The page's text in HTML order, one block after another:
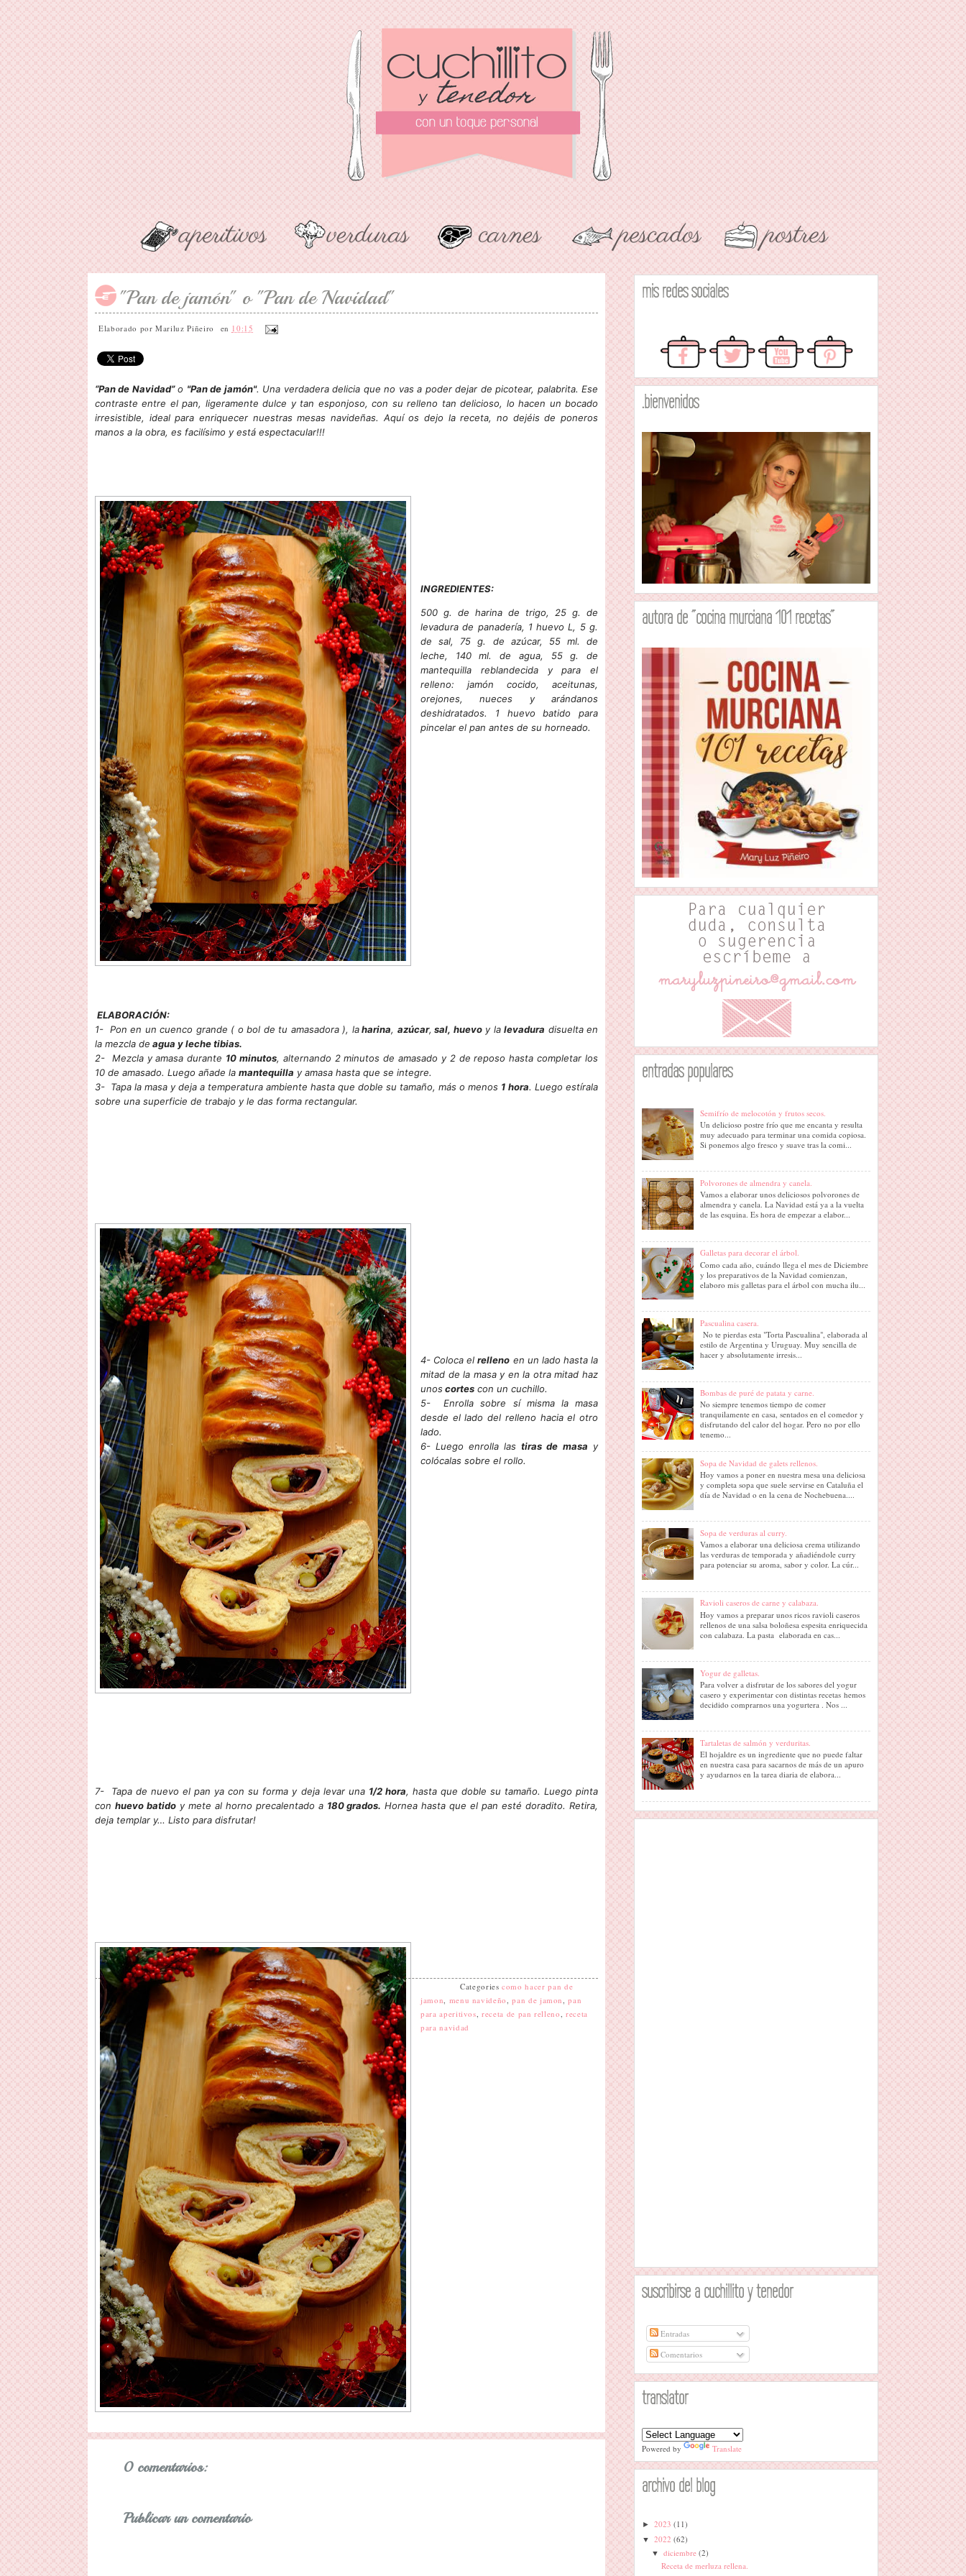
"Pan de jamón" o "Pan de Navidad"
Elaborado porMariluz Piñeiro en 10:15
“Pan de Navidad”o "Pan de jamón". Una verdadera delicia que no vas a poder dejar de picotear, palabrita. Ese
contraste entre el pan, ligeramente dulce y tan esponjoso, con su relleno tan delicioso, lo hacen un bocado
irresistible, ideal para enriquecer nuestras mesas navideñas. Aquí os dejo la receta, no dejéis de poneros
manos a la obra, es facilísimo y está espectacular!!!
INGREDIENTES:
500 g. de harina de trigo, 25 g. de
levadura de panadería, 1 huevo L, 5 g.
de sal, 75 g. de azúcar, 55 ml. de
leche, 140 ml. de agua, 55 g. de
mantequilla reblandecida y para el
relleno: jamón cocido, aceitunas,
orejones, nueces y arándanos
deshidratados. 1 huevo batido para
pincelar el pan antes de su horneado.
ELABORACIÓN:
1- Pon en un cuenco grande ( o bol de tu amasadora ), laharina, azúcar, sal, huevoy lalevadura disuelta en
la mezcla de agua y leche tibias.
2- Mezcla y amasa durante 10 minutos, alternando 2 minutos de amasado y 2 de reposo hasta completar los
10 de amasado. Luego añade la mantequilla y amasa hasta que se integre.
3- Tapa la masa y deja a temperatura ambiente hasta que doble su tamaño, más o menos 1 hora. Luego estírala
sobre una superficie de trabajo y le das forma rectangular.
4- Coloca elrelleno en un lado hasta la
mitad de la masa y en la otra mitad haz
unoscortes con un cuchillo.
5- Enrolla sobre sí misma la masa
desde el lado del relleno hacia el otro
lado.
6- Luego enrolla las tiras de masa y
colócalas sobre el rollo.
7- Tapa de nuevo el pan ya con su forma y deja levar una 1/2 hora, hasta que doble su tamaño. Luego pinta
con huevo batidoy mete al horno precalentado a 180 grados. Hornea hasta que el pan esté doradito. Retira,
deja templar y… Listo para disfrutar!
Categoriescomo hacer pan de
jamon menu navideño ,pan de jamon ,pan
para aperitivos ,receta de pan relleno ,receta
para navidad
0 comentarios:
Publicar un comentario
mis redes sociales
.bienvenidos
autora de "cocina murciana 101 recetas"
entradas populares
Semifrío de melocotón y frutos secos.
Un delicioso postre frío que me encanta y resulta
muy adecuado para terminar una comida copiosa.
Si ponemos algo fresco y suave tras la comi...
Polvorones de almendra y canela.
Vamos a elaborar unos deliciosos polvorones de
almendra y canela. La Navidad está ya a la vuelta
de las esquina. Es hora de empezar a elabor...
Galletas para decorar el árbol.
Como cada año, cuándo llega el mes de Diciembre
y los preparativos de la Navidad comienzan,
elaboro mis galletas para el árbol con mucha ilu...
Pascualina casera.
No te pierdas esta "Torta Pascualina", elaborada al
estilo de Argentina y Uruguay. Muy sencilla de
hacer y absolutamente irresis...
Bombas de puré de patata y carne.
No siempre tenemos tiempo de comer
tranquilamente en casa, sentados en el comedor y
disfrutando del calor del hogar. Pero no por ello
tenemo...
Sopa de Navidad de galets rellenos.
Hoy vamos a poner en nuestra mesa una deliciosa
y completa sopa que suele servirse en Cataluña el
día de Navidad o en la cena de Nochebuena....
Sopa de verduras al curry.
Vamos a elaborar una deliciosa crema utilizando
las verduras de temporada y añadiéndole curry
para potenciar su aroma, sabor y color. La cúr...
Ravioli caseros de carne y calabaza.
Hoy vamos a preparar unos ricos ravioli caseros
rellenos de una salsa boloñesa espesita enriquecida
con calabaza. La pasta elaborada en cas...
Yogur de galletas.
Para volver a disfrutar de los sabores del yogur
casero y experimentar con distintas recetas hemos
decidido comprarnos una yogurtera . Nos ...
Tartaletas de salmón y verduritas.
El hojaldre es un ingrediente que no puede faltar
en nuestra casa para sacarnos de más de un apuro
y ayudarnos en la tarea diaria de elabora...
suscribirse a cuchillito y tenedor
Entradas
Comentarios
translator
Powered by Translate
archivo del blog
► 2023 (11)
▼ 2022 (62)
▼diciembre(2)
Receta de merluza rellena.